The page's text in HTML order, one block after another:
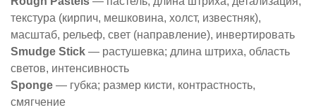
текстура (кирпич, мешковина, холст, известняк),
масштаб, рельеф, свет (направление), инвертировать
Smudge Stick — растушевка; длина штриха, область
светов, интенсивность
Sponge — губка; размер кисти, контрастность,
смягчение